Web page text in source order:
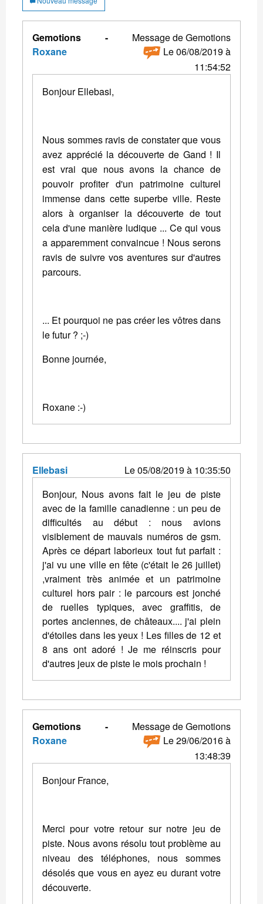
Gemotions -
Roxane
Message de Gemotions
Le 06/08/2019 à
11:54:52
Bonjour Ellebasi,
Nous sommes ravis de constater que vous
avez apprécié la découverte de Gand ! Il
est vrai que nous avons la chance de
pouvoir profiter d'un patrimoine culturel
immense dans cette superbe ville. Reste
alors à organiser la découverte de tout
cela d'une manière ludique ... Ce qui vous
a apparemment convaincue ! Nous serons
ravis de suivre vos aventures sur d'autres
parcours.
... Et pourquoi ne pas créer les vôtres dans
le futur ? ;-)
Bonne journée,
Roxane :-)
Ellebasi
Le 05/08/2019 à 10:35:50
Bonjour, Nous avons fait le jeu de piste
avec de la famille canadienne : un peu de
difficultés au début : nous avions
visiblement de mauvais numéros de gsm.
Après ce départ laborieux tout fut parfait :
j'ai vu une ville en fête (c'était le 26 juillet)
,vraiment très animée et un patrimoine
culturel hors pair : le parcours est jonché
de ruelles typiques, avec graffitis, de
portes anciennes, de châteaux.... j'ai plein
d'étoiles dans les yeux ! Les filles de 12 et
8 ans ont adoré ! Je me réinscris pour
d'autres jeux de piste le mois prochain !
Gemotions -
Roxane
Message de Gemotions
Le 29/06/2016 à
13:48:39
Bonjour France,
Merci pour votre retour sur notre jeu de
piste. Nous avons résolu tout problème au
niveau des téléphones, nous sommes
désolés que vous en ayez eu durant votre
découverte.